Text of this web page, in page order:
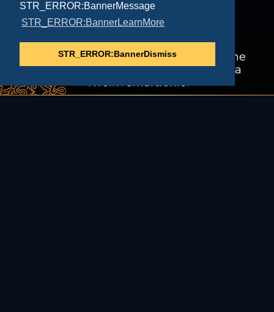
STR_ERROR:BannerMessage
STR_ERROR:BannerLearnMore
STR_ERROR:BannerDismiss
Odkryj wciągające MMORPG
Renaissance Kingdoms, teraz dostępne
także w wersji wczesnego dostępu na